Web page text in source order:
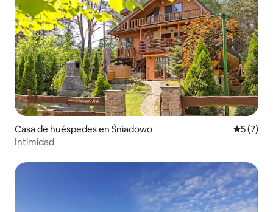
Casa de huéspedes en Śniadowo
5 (7)
Intimidad